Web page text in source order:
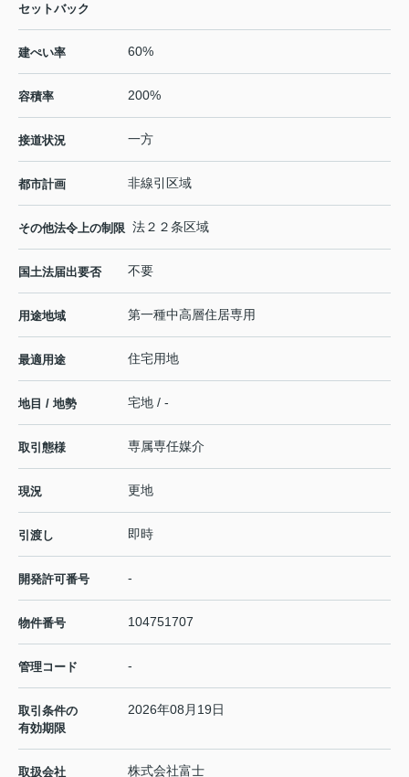
セットバック
建ぺい率 60%
容積率 200%
接道状況 一方
都市計画 非線引区域
その他法令上の制限 法２２条区域
国土法届出要否 不要
用途地域 第一種中高層住居専用
最適用途 住宅用地
地目 / 地勢 宅地 / -
取引態様 専属専任媒介
現況 更地
引渡し 即時
開発許可番号 -
物件番号 104751707
管理コード -
取引条件の
有効期限
2026年08月19日
取扱会社 株式会社富士